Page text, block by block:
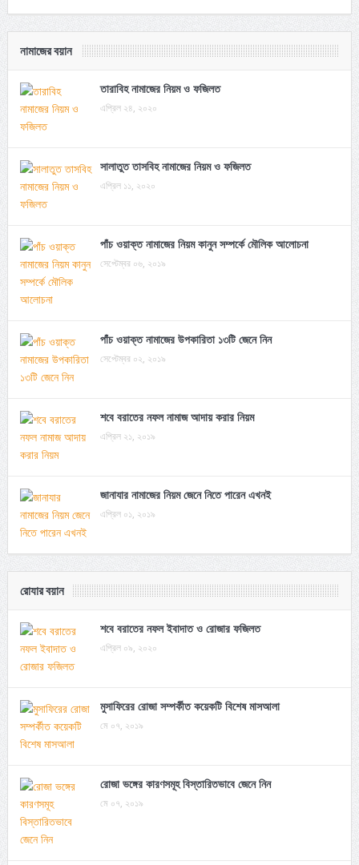
নামাজের বয়ান
তারাবিহ নামাজের নিয়ম ও ফজিলত
এপ্রিল ২৪, ২০২০
সালাতুত তাসবিহ নামাজের নিয়ম ও ফজিলত
এপ্রিল ১১, ২০২০
পাঁচ ওয়াক্ত নামাজের নিয়ম কানুন সম্পর্কে মৌলিক আলোচনা
সেপ্টেম্বর ০৬, ২০১৯
পাঁচ ওয়াক্ত নামাজের উপকারিতা ১৩টি জেনে নিন
সেপ্টেম্বর ০২, ২০১৯
শবে বরাতের নফল নামাজ আদায় করার নিয়ম
এপ্রিল ২১, ২০১৯
জানাযার নামাজের নিয়ম জেনে নিতে পারেন এখনই
এপ্রিল ০১, ২০১৯
রোযার বয়ান
শবে বরাতের নফল ইবাদাত ও রোজার ফজিলত
এপ্রিল ০৯, ২০২০
মুসাফিরের রোজা সম্পর্কীত কয়েকটি বিশেষ মাসআলা
মে ০৭, ২০১৯
রোজা ভঙ্গের কারণসমূহ বিস্তারিতভাবে জেনে নিন
মে ০৭, ২০১৯